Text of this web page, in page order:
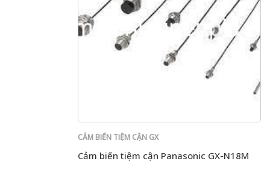
CẢM BIẾN TIỆM CẬN GX
Cảm biến tiệm cận Panasonic GX-N18M